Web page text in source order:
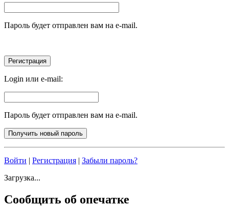
Пароль будет отправлен вам на e-mail.
Login или e-mail:
Пароль будет отправлен вам на e-mail.
Войти | Регистрация | Забыли пароль?
Загрузка...
Сообщить об опечатке